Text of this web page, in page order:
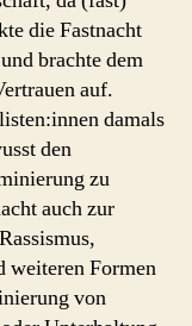
die Fastnacht
brachte dem
auf.
damals
den
zu
auch zur
weiteren Formen
von